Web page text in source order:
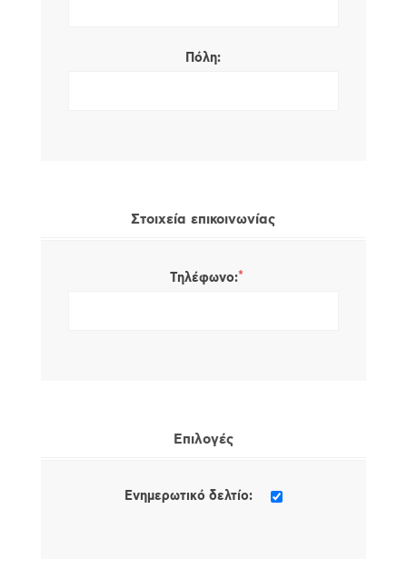
Πόλη:
Στοιχεία επικοινωνίας
Τηλέφωνο:*
Επιλογές
Ενημερωτικό δελτίο: